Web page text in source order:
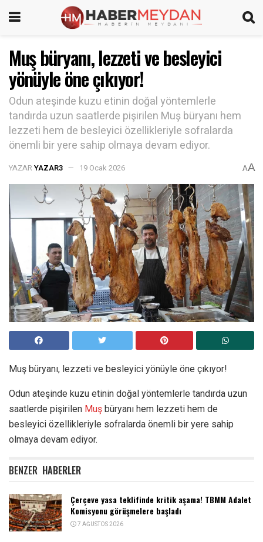
Muş büryanı, lezzeti ve besleyici
yönüyle öne çıkıyor!
Odun ateşinde kuzu etinin doğal yöntemlerle
tandırda uzun saatlerde pişirilen Muş büryanı hem
lezzeti hem de besleyici özellikleriyle sofralarda
önemli bir yere sahip olmaya devam ediyor.
YAZAR YAZAR3 19 Ocak 2026 AA
Muş büryanı, lezzeti ve besleyici yönüyle öne çıkıyor!
Odun ateşinde kuzu etinin doğal yöntemlerle tandırda uzun
saatlerde pişirilen Muş büryanı hem lezzeti hem de
besleyici özellikleriyle sofralarda önemli bir yere sahip
olmaya devam ediyor.
BENZER HABERLER
Çerçeve yasa teklifinde kritik aşama! TBMM Adalet
Komisyonu görüşmelere başladı
7 AĞUSTOS 2026